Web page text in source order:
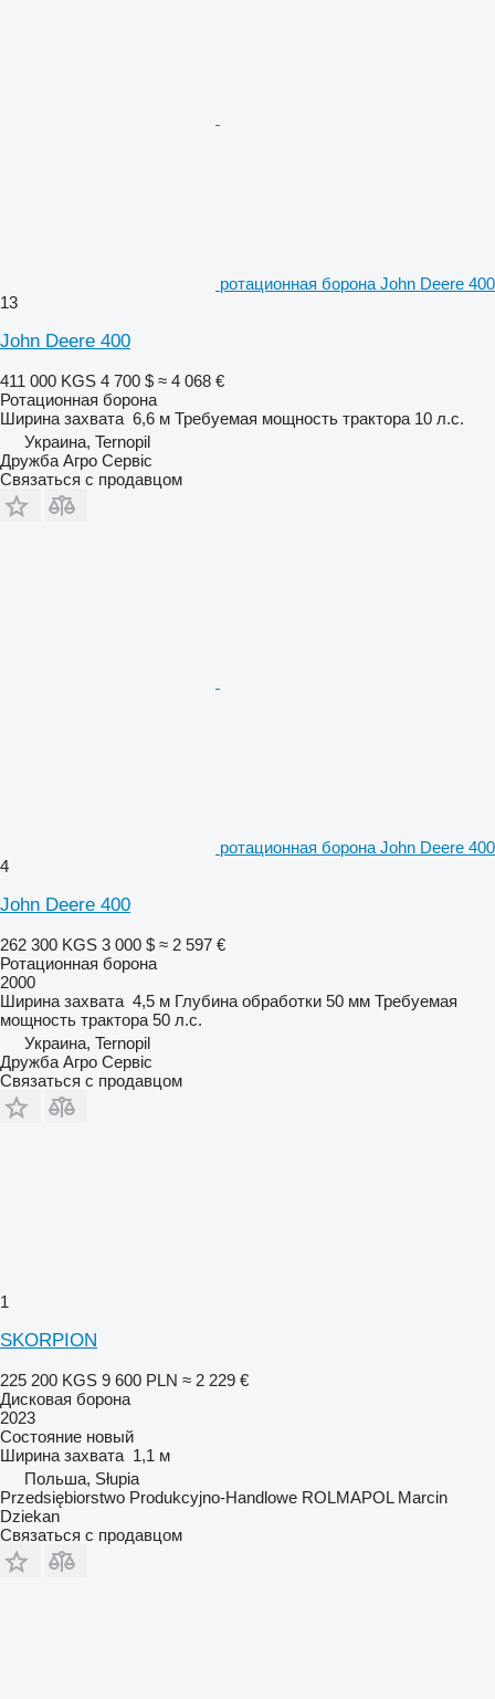
ротационная борона John Deere 400
13
John Deere 400
411 000 KGS 4 700 $ ≈ 4 068 €
Ротационная борона
Ширина захвата 6,6 м Требуемая мощность трактора 10 л.с.
Украина, Ternopil
Дружба Агро Сервіс
Связаться с продавцом
ротационная борона John Deere 400
4
John Deere 400
262 300 KGS 3 000 $ ≈ 2 597 €
Ротационная борона
2000
Ширина захвата 4,5 м Глубина обработки 50 мм Требуемая
мощность трактора 50 л.с.
Украина, Ternopil
Дружба Агро Сервіс
Связаться с продавцом
1
SKORPION
225 200 KGS 9 600 PLN ≈ 2 229 €
Дисковая борона
2023
Состояние новый
Ширина захвата 1,1 м
Польша, Słupia
Przedsiębiorstwo Produkcyjno-Handlowe ROLMAPOL Marcin
Dziekan
Связаться с продавцом